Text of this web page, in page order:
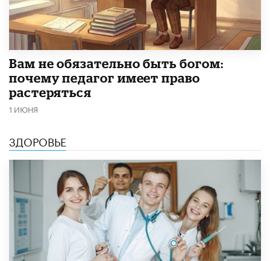
​Вам не обязательно быть богом:
почему педагог имеет право
растеряться
1 ИЮНЯ
ЗДОРОВЬЕ